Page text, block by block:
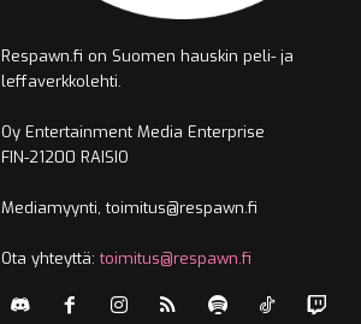
Respawn.fi on Suomen hauskin peli- ja
leffaverkkolehti.
Oy Entertainment Media Enterprise
FIN-21200 RAISIO
Mediamyynti, toimitus@respawn.fi
Ota yhteyttä:toimitus@respawn.fi